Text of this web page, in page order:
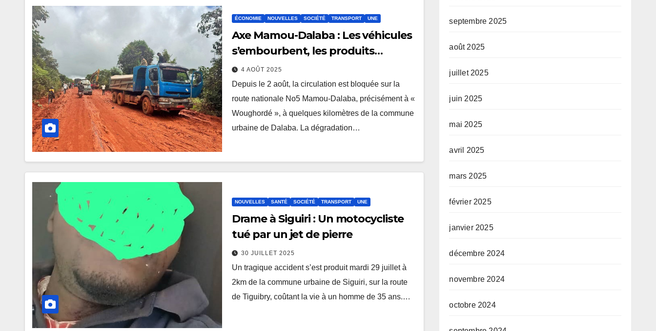
ÉCONOMIE NOUVELLES SOCIÉTÉ TRANSPORT UNE
Axe Mamou-Dalaba : Les véhicules
s’embourbent, les produits
périssent
4 AOÛT 2025
Depuis le 2 août, la circulation est bloquée sur la
route nationale No5 Mamou-Dalaba, précisément à «
Woughordé », à quelques kilomètres de la commune
urbaine de Dalaba. La dégradation…
NOUVELLES SANTÉ SOCIÉTÉ TRANSPORT UNE
Drame à Siguiri : Un motocycliste
tué par un jet de pierre
30 JUILLET 2025
Un tragique accident s’est produit mardi 29 juillet à
2km de la commune urbaine de Siguiri, sur la route
de Tiguibry, coûtant la vie à un homme de 35 ans.…
septembre 2025
août 2025
juillet 2025
juin 2025
mai 2025
avril 2025
mars 2025
février 2025
janvier 2025
décembre 2024
novembre 2024
octobre 2024